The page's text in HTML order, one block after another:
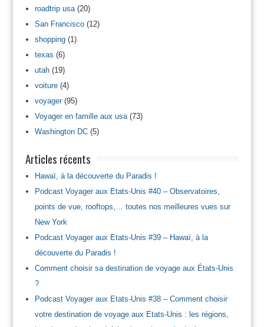
roadtrip usa(20)
San Francisco(12)
shopping(1)
texas (6)
utah(19)
voiture(4)
voyager(95)
Voyager en famille aux usa(73)
Washington DC(5)
Articles récents
Hawaï, à la découverte du Paradis !
Podcast Voyager aux Etats-Unis #40 – Observatoires,
points de vue, rooftops,… toutes nos meilleures vues sur
New York
Podcast Voyager aux Etats-Unis #39 – Hawaï, à la
découverte du Paradis !
Comment choisir sa destination de voyage aux États-Unis
?
Podcast Voyager aux Etats-Unis #38 – Comment choisir
votre destination de voyage aux Etats-Unis : les régions,